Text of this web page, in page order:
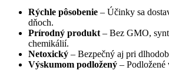
Rýchle pôsobenie – Účinky sa
dňoch.
Prírodný produkt – Bez GMO,
chemikálií.
Netoxický – Bezpečný aj pri
Výskumom podložený – Podložené